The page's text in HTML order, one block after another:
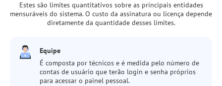
Estes são limites quantitativos sobre as principais entidades
mensuráveis do sistema. O custo da assinatura ou licença depende
diretamente da quantidade desses limites.
Equipe
É composta por técnicos e é medida pelo número de
contas de usuário que terão login e senha próprios
para acessar o painel pessoal.